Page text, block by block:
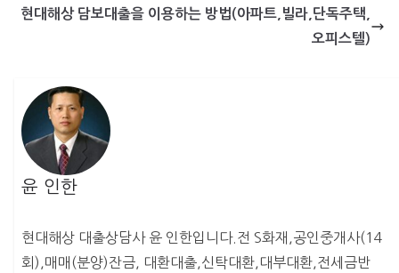
현대해상 담보대출을 이용하는 방법(아파트,빌라,단독주택,
오피스텔)
윤 인한
현대해상 대출상담사 윤 인한입니다.전 S화재,공인중개사(14
회),매매(분양)잔금, 대환대출,신탁대환,대부대환,전세금반